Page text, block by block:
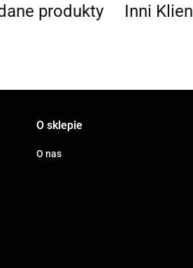
TOY
ALWI
produkty Inni
O sklepie
O nas